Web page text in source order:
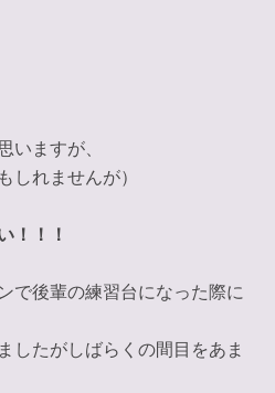
ますが、
しれませんが）
！！！
で後輩の練習台になった際に
したがしばらくの間目をあま